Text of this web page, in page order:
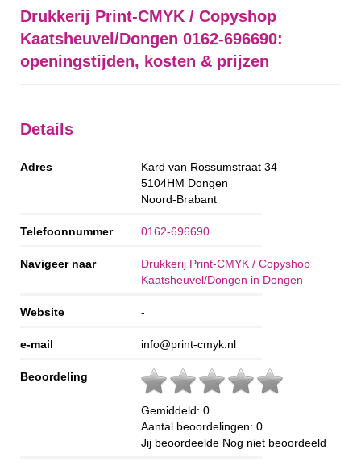
Drukkerij Print-CMYK / Copyshop
Kaatsheuvel/Dongen 0162-696690:
openingstijden, kosten & prijzen
Details
Adres
Kard van Rossumstraat 34
5104HM Dongen
Noord-Brabant
Telefoonnummer 0162-696690
Navigeer naar
Drukkerij Print-CMYK / Copyshop
Kaatsheuvel/Dongen in Dongen
Website -
e-mail info@print-cmyk.nl
Beoordeling
Gemiddeld: 0
Aantal beoordelingen: 0
Jij beoordeelde Nog niet beoordeeld